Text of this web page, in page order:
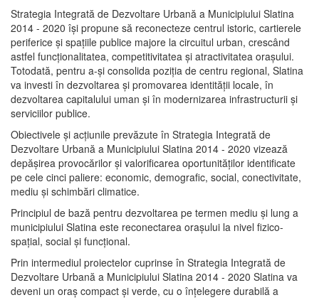
Strategia Integrată de Dezvoltare Urbană a Municipiului Slatina
2014 - 2020 își propune să reconecteze centrul istoric, cartierele
periferice şi spaţiile publice majore la circuitul urban, crescând
astfel funcţionalitatea, competitivitatea şi atractivitatea oraşului.
Totodată, pentru a-şi consolida poziţia de centru regional, Slatina
va investi în dezvoltarea şi promovarea identităţii locale, în
dezvoltarea capitalului uman şi în modernizarea infrastructurii şi
serviciilor publice.
Obiectivele şi acţiunile prevăzute în Strategia Integrată de
Dezvoltare Urbană a Municipiului Slatina 2014 - 2020 vizează
depășirea provocărilor şi valorificarea oportunităţilor identificate
pe cele cinci paliere: economic, demografic, social, conectivitate,
mediu şi schimbări climatice.
Principiul de bază pentru dezvoltarea pe termen mediu şi lung a
municipiului Slatina este reconectarea oraşului la nivel fizico-
spaţial, social şi funcţional.
Prin intermediul proiectelor cuprinse în Strategia Integrată de
Dezvoltare Urbană a Municipiului Slatina 2014 - 2020 Slatina va
deveni un oraş compact şi verde, cu o înţelegere durabilă a